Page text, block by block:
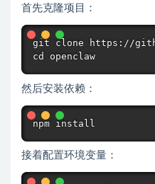
首先克隆项目：
git clone https://
然后安装依赖：
接着配置环境变量：